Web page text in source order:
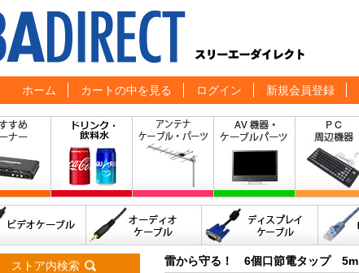
ホーム カートの中を見る ログイン 新規会員登録
ストア内検索
雷から守る！ 6個口節電タップ 5m